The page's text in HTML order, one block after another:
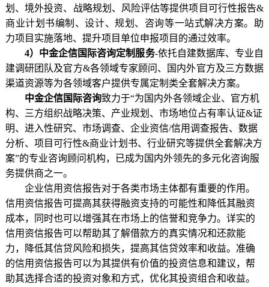
划、境外投资、战略规划、风险评估等提供项目可行性报告&
商业计划书编制、设计、规划、咨询等一站式解决方案。助
力项目实施落地、提升项目单位申报项目的通过效率。
4）中金企信国际咨询定制服务-依托自建数据库、专业自
建调研团队及官方&各领域专家顾问、国内外官方及三方数据
渠道资源等为各领域客户提供专属定制类全套解决方案。
中金企信国际咨询致力于“为国内外各领域企业、官方机
构、三方组织战略决策、产业规划、市场地位占有率认证&证
明、进入性研究、市场调查、企业资信/信用调查报告、数据
分析、项目可行性&商业计划书、行业研究等提供全套解决方
案”的专业咨询顾问机构，已成为国内外领先的多元化咨询服
务提供商之一。
企业信用资信报告对于各类市场主体都有重要的作用。
信用资信报告可提高其获得融资支持的可能性和降低其融资
成本，同时也可以增强其在市场上的信誉和竞争力。详实的
信用资信报告可以帮助其了解借款方的真实情况和还款能
力，降低其信贷风险和损失，提高其信贷效率和收益。准确
的信用资信报告可以为其提供有价值的投资信息和建议，帮
助其选择合适的投资对象和方式，优化其投资组合和收益。